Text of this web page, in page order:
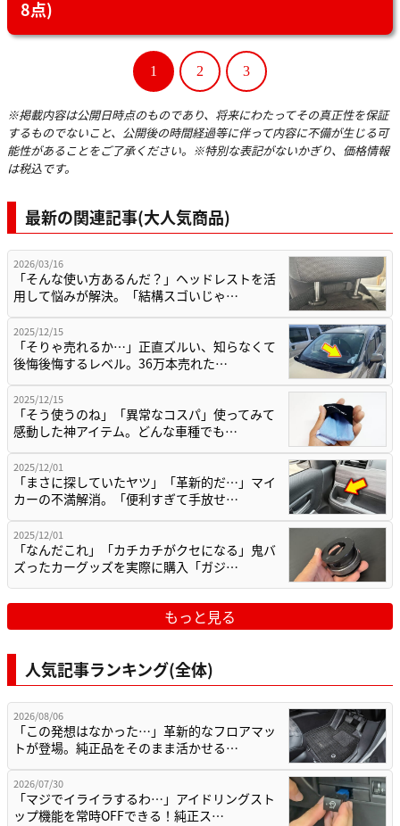
8点)
1 2 3
※掲載内容は公開日時点のものであり、将来にわたってその真正性を保証
するものでないこと、公開後の時間経過等に伴って内容に不備が生じる可
能性があることをご了承ください。※特別な表記がないかぎり、価格情報
は税込です。
最新の関連記事(大人気商品)
2026/03/16
「そんな使い方あるんだ？」ヘッドレストを活
用して悩みが解決。「結構スゴいじゃ…
2025/12/15
「そりゃ売れるか…」正直ズルい、知らなくて
後悔後悔するレベル。36万本売れた…
2025/12/15
「そう使うのね」「異常なコスパ」使ってみて
感動した神アイテム。どんな車種でも…
2025/12/01
「まさに探していたヤツ」「革新的だ…」マイ
カーの不満解消。「便利すぎて手放せ…
2025/12/01
「なんだこれ」「カチカチがクセになる」鬼バ
ズったカーグッズを実際に購入「ガジ…
もっと見る
人気記事ランキング(全体)
2026/08/06
「この発想はなかった…」革新的なフロアマッ
トが登場。純正品をそのまま活かせる…
2026/07/30
「マジでイライラするわ…」アイドリングスト
ップ機能を常時OFFできる！純正ス…